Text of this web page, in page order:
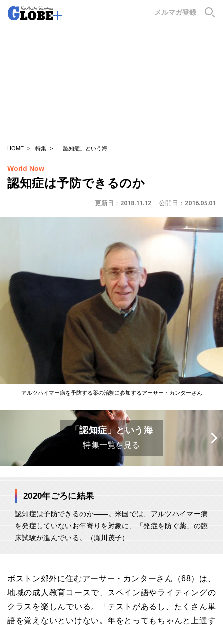
メルマガ登録
HOME 特集 「認知症」という海
World Now
認知症は予防できるのか
更新日： 2018.11.12 公開日： 2016.05.01
アルツハイマー病を予防する薬の治験に参加するアーサー・カンターさん
「認知症」という海
特集一覧を見る
2020年ごろに結果
認知症は予防できるのか――。米国では、アルツハイマー病
を発症していないお年寄りを対象に、「発症を防ぐ薬」の臨
床試験が進んでいる。（瀬川茂子）
ボストン郊外に住むアーサー・カンターさん（68）は、
地域の成人教育コースで、スペイン語やライティングの
クラスを楽しんでいる。「テストがあるし、たくさん単
語を覚えないといけない。年をとってもちゃんと上達す